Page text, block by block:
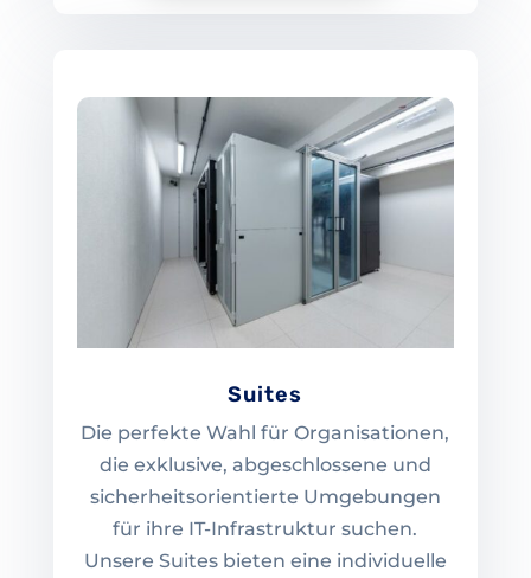
Suites
Die perfekte Wahl für Organisationen,
die exklusive, abgeschlossene und
sicherheitsorientierte Umgebungen
für ihre IT-Infrastruktur suchen.
Unsere Suites bieten eine individuelle